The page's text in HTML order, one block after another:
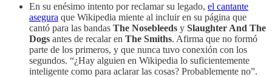
En su enésimo intento por reclamar su legado, el cantante
asegura que Wikipedia miente al incluir en su página que
cantó para las bandas The Nosebleeds y Slaughter And The
Dogs antes de recalar en The Smiths. Afirma que no formó
parte de los primeros, y que nunca tuvo conexión con los
segundos. “¿Hay alguien en Wikipedia lo suficientemente
inteligente como para aclarar las cosas? Probablemente no”.